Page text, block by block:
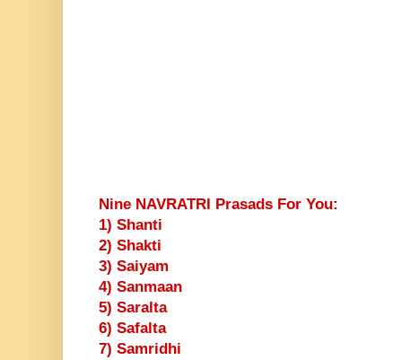
Nine NAVRATRI Prasads For You:
1) Shanti
2) Shakti
3) Saiyam
4) Sanmaan
5) Saralta
6) Safalta
7) Samridhi